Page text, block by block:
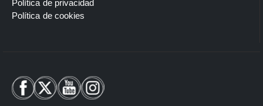
Política de privacidad
Política de cookies